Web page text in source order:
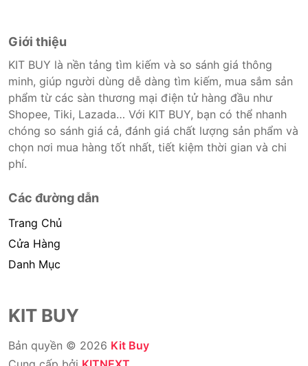
Giới thiệu
KIT BUY là nền tảng tìm kiếm và so sánh giá thông
minh, giúp người dùng dễ dàng tìm kiếm, mua sắm sản
phẩm từ các sàn thương mại điện tử hàng đầu như
Shopee, Tiki, Lazada… Với KIT BUY, bạn có thể nhanh
chóng so sánh giá cả, đánh giá chất lượng sản phẩm và
chọn nơi mua hàng tốt nhất, tiết kiệm thời gian và chi
phí.
Các đường dẫn
Trang Chủ
Cửa Hàng
Danh Mục
KIT BUY
Bản quyền © 2026 Kit Buy